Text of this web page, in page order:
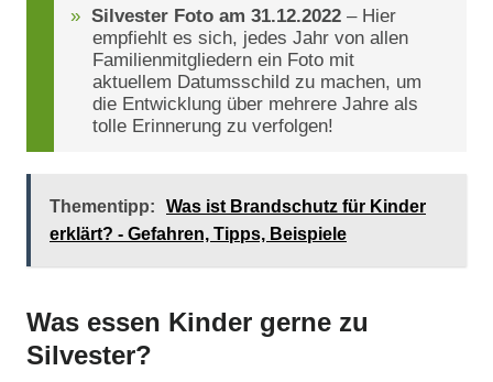
Silvester Foto am 31.12.2022 – Hier
empfiehlt es sich, jedes Jahr von allen
Familienmitgliedern ein Foto mit
aktuellem Datumsschild zu machen, um
die Entwicklung über mehrere Jahre als
tolle Erinnerung zu verfolgen!
Thementipp:
Was ist Brandschutz für Kinder
erklärt? - Gefahren, Tipps, Beispiele
Was essen Kinder gerne zu
Silvester?